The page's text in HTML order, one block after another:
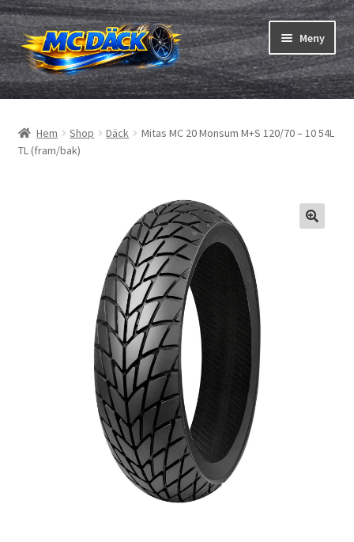
Hoppa
till
navigering
Hoppa
till
innehåll
Meny
Däck
Slangar & fälgband
Hem Shop Däck
Mitas MC 20 Monsum M+S 120/70 – 10 54L
TL (fram/bak)